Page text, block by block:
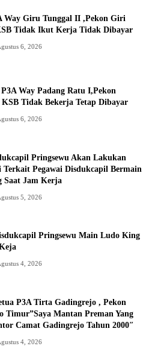
Way Giru Tunggal II ,Pekon Giri
Tidak Ikut Kerja Tidak Dibayar
6, 2026
P3A Way Padang Ratu I,Pekon
KSB Tidak Bekerja Tetap Dibayar
6, 2026
Pringsewu Akan Lakukan
Pegawai Disdukcapil Bermain
Saat Jam Kerja
5, 2026
Pringsewu Main Ludo King
4, 2026
P3A Tirta Gadingrejo , Pekon
Timur”Saya Mantan Preman Yang
Camat Gadingrejo Tahun 2000″
4, 2026